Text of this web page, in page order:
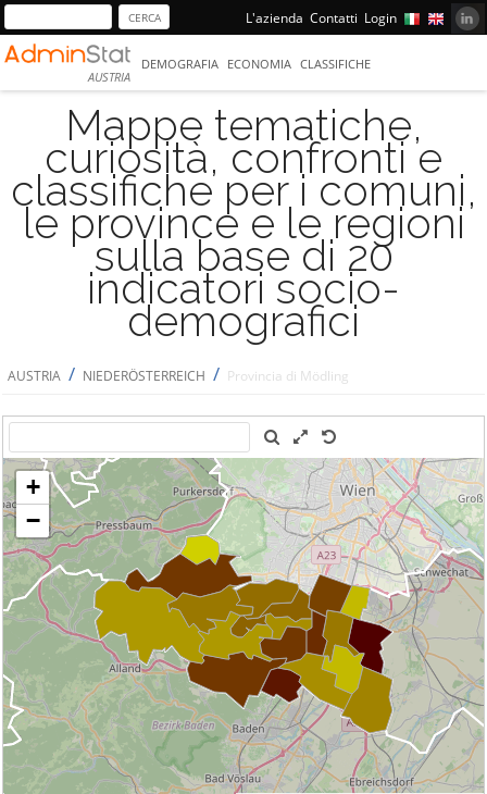
L'azienda Contatti Login
AUSTRIA
DEMOGRAFIA ECONOMIA CLASSIFICHE
Mappe tematiche,
curiosità, confronti e
classifiche per i comuni,
le province e le regioni
sulla base di 20
indicatori socio-
demografici
AUSTRIA / NIEDERÖSTERREICH / Provincia di Mödling